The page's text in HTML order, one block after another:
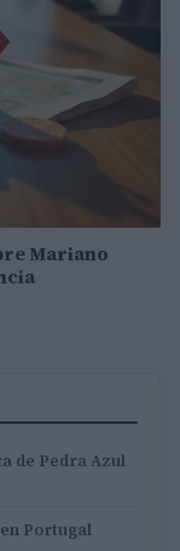
Mariano
de Pedra Azul
Portugal